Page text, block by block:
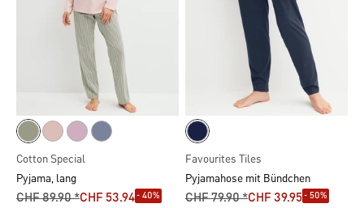
Cotton Special
Pyjama, lang
CHF 89.90 *CHF 53.94- 40%
Favourites Tiles
Pyjamahose mit Bündchen
CHF 79.90 *CHF 39.95- 50%